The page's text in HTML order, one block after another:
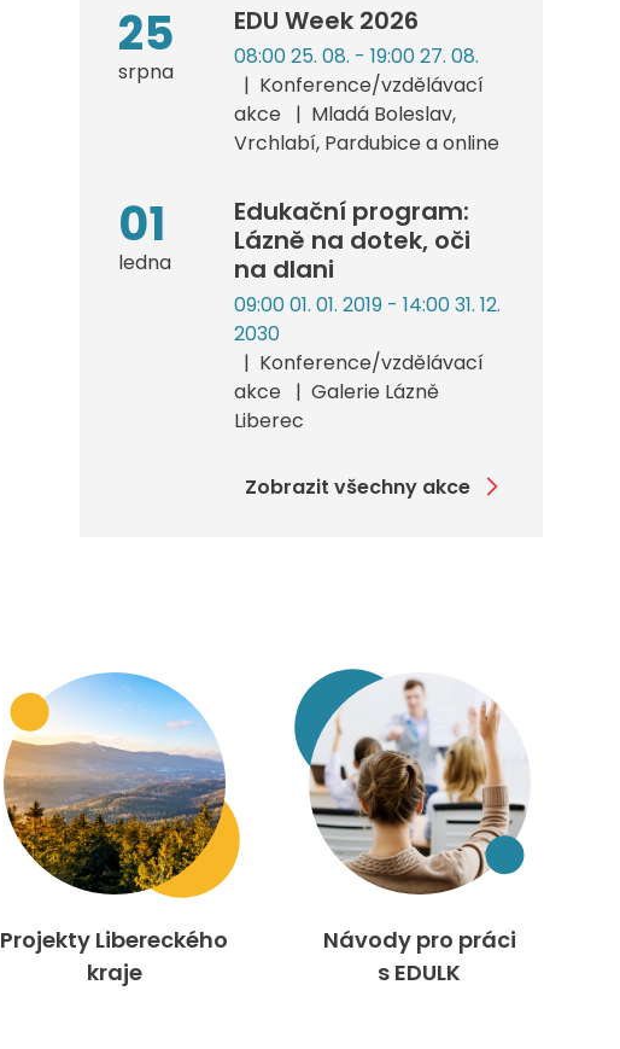
25
srpna
EDU Week 2026
08:00 25. 08. - 19:00 27. 08.
Konference/vzdělávací
akce
Mladá Boleslav,
Vrchlabí, Pardubice a online
01
ledna
Edukační program:
Lázně na dotek, oči
na dlani
09:00 01. 01. 2019 - 14:00 31. 12.
2030
Konference/vzdělávací
akce
Galerie Lázně
Liberec
Zobrazit všechny akce
Projekty Libereckého
kraje
Návody pro práci
s EDULK